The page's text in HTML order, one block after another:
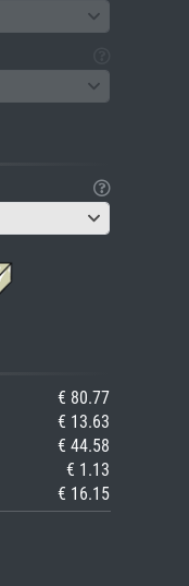
€ 80.77
€ 13.63
€ 44.58
€ 1.13
€ 16.15